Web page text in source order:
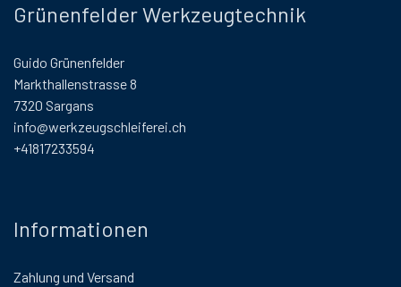
Grünenfelder Werkzeugtechnik
Guido Grünenfelder
Markthallenstrasse 8
7320 Sargans
info@werkzeugschleiferei.ch
+41817233594
Informationen
Zahlung und Versand